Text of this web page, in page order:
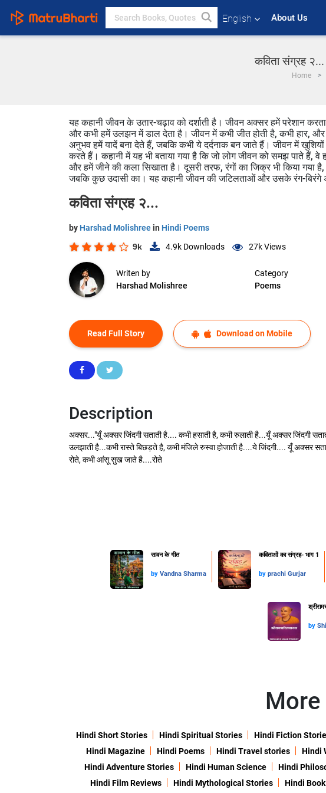
English About Us
कविता संग्रह
Home
यह कहानी जीवन के उतार-चढ़ाव को दर्शाती है। जीवन अक्सर हमें परेशान
और कभी हमें उलझन में डाल देता है। जीवन में कभी जीत होती है, कभी हार,
अनुभव हमें यादें बना देते हैं, जबकि कभी ये दर्दनाक बन जाते हैं। जीवन में
करते हैं। कहानी में यह भी बताया गया है कि जो लोग जीवन को समझ पाते हैं,
और हमें जीने की कला सिखाता है। दूसरी तरफ, रंगों का जिक्र भी किया गया
जबकि कुछ उदासी का। यह कहानी जीवन की जटिलताओं और उसके रंग-बिरंगे
कविता संग्रह २...
by Harshad Molishreein Hindi Poems
9k 4.9k Downloads 27kViews
Writen by
Harshad Molishree
Category
Poems
Read Full Story Download on Mobile
Description
अक्सर..."यूँ अक्सर जिंदगी सताती है.... कभी हसाती है, कभी रुलाती है...यूँ अक्सर जिंदगी
उलझाती है...कभी रास्ते बिछड़ते है, कभी मंजिले रुस्वा होजाती है....ये जिंदगी.... यूँ अक्सर
रोते, कभी आंसू सुख जाते है....रोते
सावन के गीत
by Vandna Sharma
कविताओं का संग्रह- भाग 1
by prachi Gurjar
by
Hindi Short Stories Hindi Spiritual Stories Hindi Fiction
Hindi Magazine
Hindi Poems Hindi Travel stories Hindi
Hindi Adventure Stories
Hindi Human Science Hindi
Hindi Film Reviews
Hindi Mythological Stories Hindi